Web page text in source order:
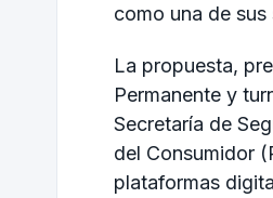
como una de sus
La propuesta,
Permanente y
Secretaría de
del Consumidor
plataformas